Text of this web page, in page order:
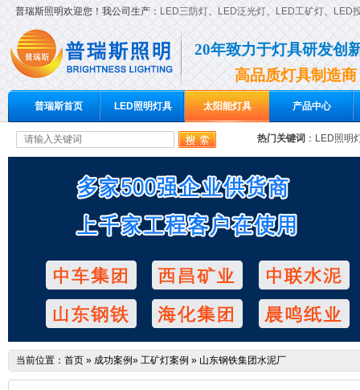
普瑞斯照明欢迎您！我公司生产： LED三防灯、 LED泛光灯、 LED工矿灯、 LED
20年致力于灯具研发创
高品质灯具制造商
普瑞斯首页 LED照明灯具 太阳能灯具 产品中心
热门关键词 ： LED照明
当前位置： 首页 » 成功案例» 工矿灯案例 » 山东钢铁集团水泥厂